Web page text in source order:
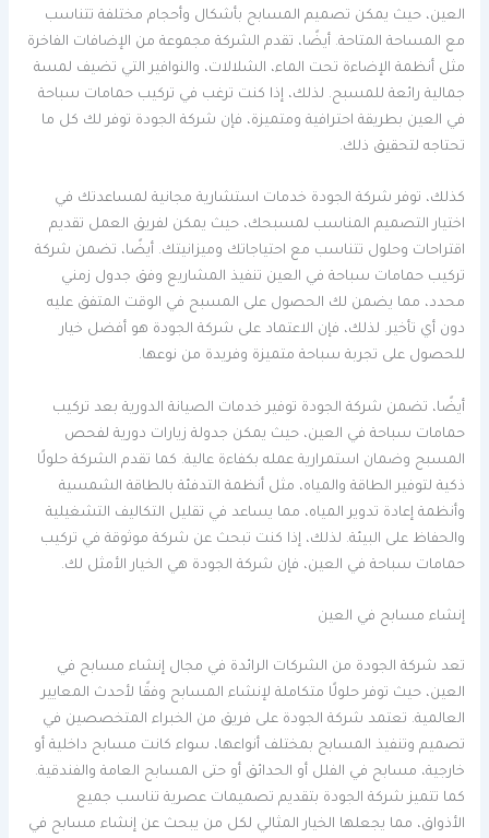
العين، حيث يمكن تصميم المسابح بأشكال وأحجام مختلفة تتناسب
مع المساحة المتاحة. أيضًا، تقدم الشركة مجموعة من الإضافات الفاخرة
مثل أنظمة الإضاءة تحت الماء، الشلالات، والنوافير التي تضيف لمسة
جمالية رائعة للمسبح. لذلك، إذا كنت ترغب في تركيب حمامات سباحة
في العين بطريقة احترافية ومتميزة، فإن شركة الجودة توفر لك كل ما
تحتاجه لتحقيق ذلك.
كذلك، توفر شركة الجودة خدمات استشارية مجانية لمساعدتك في
اختيار التصميم المناسب لمسبحك، حيث يمكن لفريق العمل تقديم
اقتراحات وحلول تتناسب مع احتياجاتك وميزانيتك. أيضًا، تضمن شركة
تركيب حمامات سباحة في العين تنفيذ المشاريع وفق جدول زمني
محدد، مما يضمن لك الحصول على المسبح في الوقت المتفق عليه
دون أي تأخير. لذلك، فإن الاعتماد على شركة الجودة هو أفضل خيار
للحصول على تجربة سباحة متميزة وفريدة من نوعها.
أيضًا، تضمن شركة الجودة توفير خدمات الصيانة الدورية بعد تركيب
حمامات سباحة في العين، حيث يمكن جدولة زيارات دورية لفحص
المسبح وضمان استمرارية عمله بكفاءة عالية. كما تقدم الشركة حلولًا
ذكية لتوفير الطاقة والمياه، مثل أنظمة التدفئة بالطاقة الشمسية
وأنظمة إعادة تدوير المياه، مما يساعد في تقليل التكاليف التشغيلية
والحفاظ على البيئة. لذلك، إذا كنت تبحث عن شركة موثوقة في تركيب
حمامات سباحة في العين، فإن شركة الجودة هي الخيار الأمثل لك.
إنشاء مسابح في العين
تعد شركة الجودة من الشركات الرائدة في مجال إنشاء مسابح في
العين، حيث توفر حلولًا متكاملة لإنشاء المسابح وفقًا لأحدث المعايير
العالمية. تعتمد شركة الجودة على فريق من الخبراء المتخصصين في
تصميم وتنفيذ المسابح بمختلف أنواعها، سواء كانت مسابح داخلية أو
خارجية، مسابح في الفلل أو الحدائق أو حتى المسابح العامة والفندقية.
كما تتميز شركة الجودة بتقديم تصميمات عصرية تناسب جميع
الأذواق، مما يجعلها الخيار المثالي لكل من يبحث عن إنشاء مسابح في